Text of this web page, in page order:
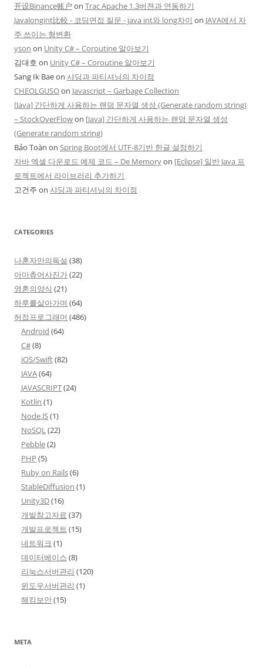
开设Binance账户 on Trac Apache 1.3버젼과 연동하기
Javalongint比較 - 코딩면접 질문 - java int와 long차이 on JAVA에서 자
주 쓰이는 형변환
yson on Unity C# – Coroutine 알아보기
김대호 on Unity C# – Coroutine 알아보기
Sang Ik Baeon 샤딩과 파티셔닝의 차이점
CHEOLGUSOon Javascript – Garbage Collection
[Java] 간단하게 사용하는 랜덤 문자열 생성 (Generate random string)
– StockOverFlowon [Java] 간단하게 사용하는 랜덤 문자열 생성
(Generate random string)
Bảo Toàn on Spring Boot에서 UTF-8기반 한글 설정하기
자바 엑셀 다운로드 예제 코드 – De Memoryon [Eclipse] 일반 Java 프
로젝트에서 라이브러리 추가하기
고건주 on 샤딩과 파티셔닝의 차이점
CATEGORIES
나혼자만의독설 (38)
아마츄어사진가(22)
영혼의양식 (21)
하루를살아가며 (64)
허접프로그래머 (486)
Android (64)
C#(8)
iOS/Swift(82)
JAVA(64)
JAVASCRIPT(24)
Kotlin (1)
Node.JS(1)
NoSQL(22)
Pebble(2)
PHP (5)
Ruby on Rails(6)
StableDiffusion (1)
Unity3D(16)
개발참고자료 (37)
개발프로젝트 (15)
네트워크 (1)
데이터베이스 (8)
리눅스서버관리 (120)
윈도우서버관리 (1)
해킹보안(15)
META